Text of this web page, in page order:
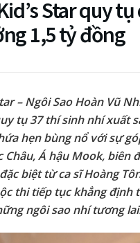
Star quy
1,5 tỷ đồng
– Ngôi Sao Hoàn Vũ
tụ 37 thí sinh nhí xuất
hẹn bùng nổ với sự
Á hậu Mook, biên
biệt từ ca sĩ Hoàng
thi tiếp tục khẳng định
ngôi sao nhí tương